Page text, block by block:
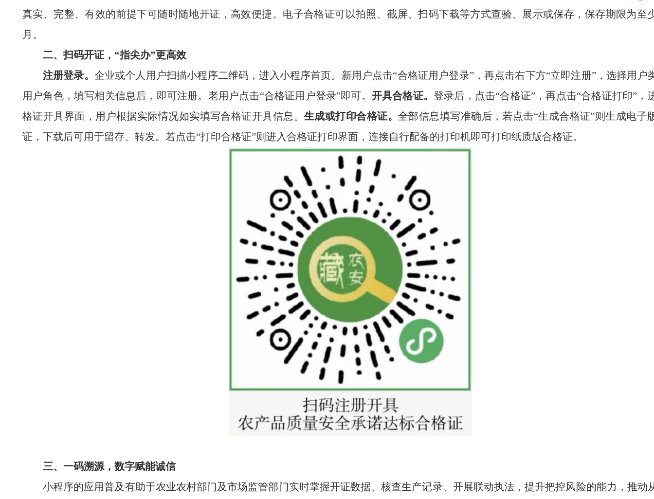
真实、完整、有效的前提下可随时随地开证 ， 高效便捷。电子合格证可以拍照 、截屏、扫码下载等方式查验、展示或保存 ，保存期限为至
月。
二、扫码开证， “指尖办”更高效
注册登录。 企业或个人用户扫描小程序二维码，进 入小程序首页。新用户点击“合格证用户登录”，再点击右下方“立即注册”，选择用户
用户角色，填写相关信息后，即可注册。老用户点击“合格证用户登录”即可。 开具合格证。登录后，点击“合格证”，再点击“合格证打印”，
格证开具界面，用户根据实际情况如实填写合格证开具信息。 生成或打印合格证。 全部信息填写准确后，若点击“生成合格证”则生成电子
证，下载后可用于留存、转发。若点击“打印合格证”则进入合格证打印界面，连接自行配备的打印机即可打印纸质版合格证。
三、 一码溯源，数字赋能诚信
小程序的应用普及有助于农业农村部门及市场监管部门实时掌握开证数据、核查生产记录、开展联动执法，提升把控风险的能力，推动